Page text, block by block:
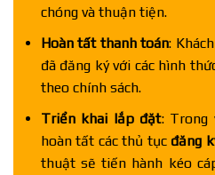
chóng và thuận tiện.
Hoàn tất thanh toán:
đã đăng ký với các hình
theo chính sách.
Triển khai lắp đặt: Trong
hoàn tất các thủ tục đăng
thuật sẽ tiến hành kéo